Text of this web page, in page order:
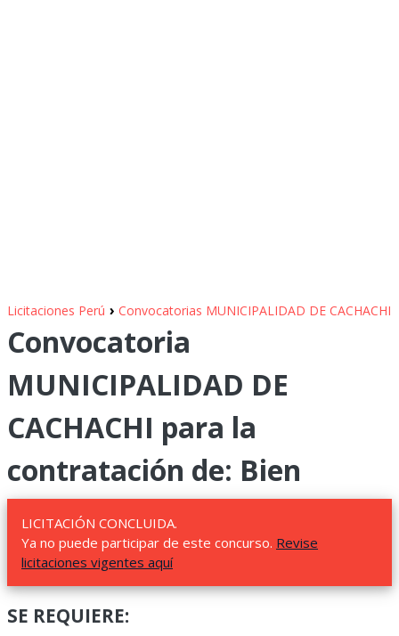
Licitaciones Perú › Convocatorias MUNICIPALIDAD DE CACHACHI
Convocatoria
MUNICIPALIDAD DE
CACHACHI para la
contratación de: Bien
LICITACIÓN CONCLUIDA.
Ya no puede participar de este concurso. Revise
licitaciones vigentes aquí
SE REQUIERE: